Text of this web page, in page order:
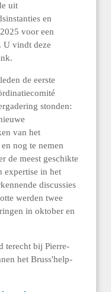
uit
en
voor een
U vindt deze
de eerste
stonden:
van het
nog te nemen
de meest geschikte
expertise in het
discussies
werden twee
in oktober en
terecht bij Pierre-
het Bruss'help-